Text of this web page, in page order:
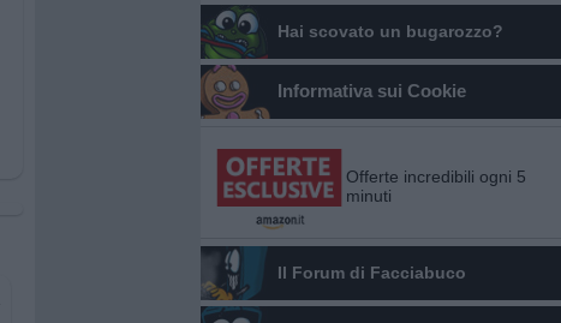
Hai scovato un bugarozzo?
Informativa sui Cookie
Offerte incredibili ogni 5
minuti
Il Forum di Facciabuco